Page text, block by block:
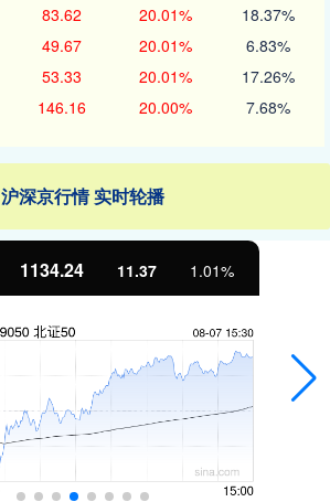
83.62 20.01% 18.37%
49.67 20.01% 6.83%
53.33 20.01% 17.26%
146.16 20.00% 7.68%
沪深京行情 实时轮播
1134.24 11.37 1.01%